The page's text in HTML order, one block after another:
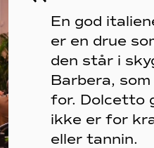
En god
er en drue
den står i
Barbera,
for. Dolcetto
ikke er for
eller tannin.